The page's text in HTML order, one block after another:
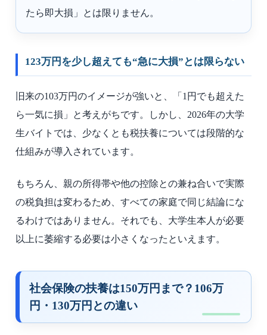
たら即大損」とは限りません。
123万円を少し超えても“急に大損”とは限らない
旧来の103万円のイメージが強いと、「1円でも超えた
ら一気に損」と考えがちです。しかし、2026年の大学
生バイトでは、少なくとも税扶養については段階的な
仕組みが導入されています。
もちろん、親の所得帯や他の控除との兼ね合いで実際
の税負担は変わるため、すべての家庭で同じ結論にな
るわけではありません。それでも、大学生本人が必要
以上に萎縮する必要は小さくなったといえます。
社会保険の扶養は150万円まで？106万
円・130万円との違い